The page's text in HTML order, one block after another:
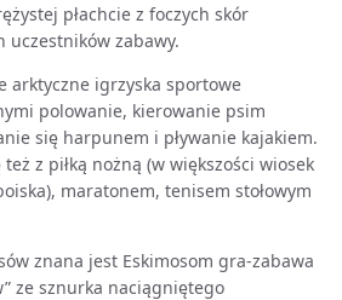
płachcie z foczych skór
zabawy.
arktyczne igrzyska sportowe
polowanie, kierowanie psim
się harpunem i pływanie kajakiem.
z piłką nożną (w większości wiosek
maratonem, tenisem stołowym
znana jest Eskimosom gra-zabawa
ze sznurka naciągniętego